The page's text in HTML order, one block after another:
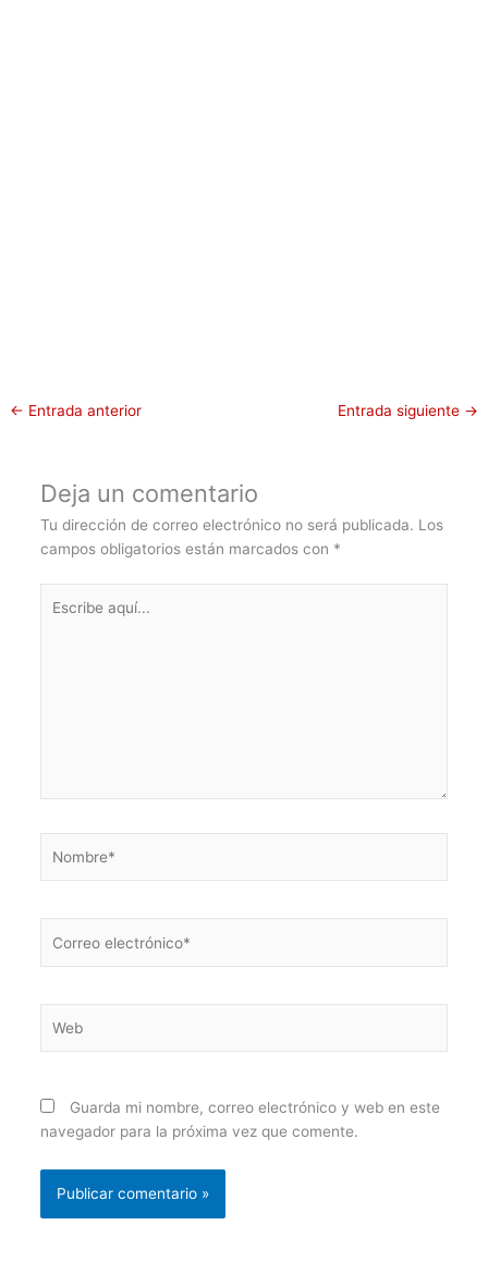
← Entrada anterior Entrada siguiente →
Deja un comentario
Tu dirección de correo electrónico no será publicada. Los
campos obligatorios están marcados con *
aquí...
electrónico*
Guarda mi nombre, correo electrónico y web en este
navegador para la próxima vez que comente.